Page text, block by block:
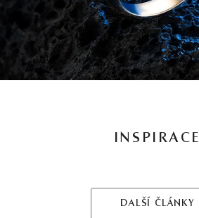
INSPIRACE
DALŠÍ ČLÁNKY